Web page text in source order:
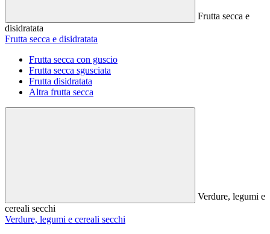
Frutta secca e
disidratata
Frutta secca e disidratata
Frutta secca con guscio
Frutta secca sgusciata
Frutta disidratata
Altra frutta secca
Verdure, legumi e
cereali secchi
Verdure, legumi e cereali secchi